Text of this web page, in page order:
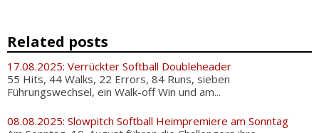
Related posts
17.08.2025: Verrückter Softball Doubleheader
55 Hits, 44 Walks, 22 Errors, 84 Runs, sieben
Führungswechsel, ein Walk-off Win und am...
08.08.2025: Slowpitch Softball Heimpremiere am Sonntag